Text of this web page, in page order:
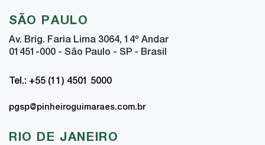
SÃO PAULO
Av. Brig. Faria Lima 3064, 14º Andar
01451-000 - São Paulo - SP - Brasil
Tel.: +55 (11) 4501 5000
pgsp@pinheiroguimaraes.com.br
RIO DE JANEIRO